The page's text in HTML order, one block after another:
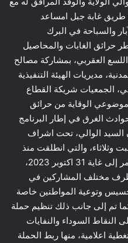
غابة جبل امساعد
والسباحة في البرك
حرائق الغابات والمحاصيل
العقربي، بمشاركة مصالح
مديريات الهيئة التنفيذية
الجمعيات شريكة القطاع
الوقاية من حرائق
الغرق في إطار البرنامج
الوالي، تحت اشراف
وثلاثاء، والتي انطلقت منذ
يوم السبت 22 جويلية 2023، وتستمر إلى غاية 31 اكتوبر 2023،
مختلف المشاركين في
وتوعية المواطنين خاصة
تم إلى جانب ذلك تنظيم حملة
السوداء والنفايات
اعلامية، منها ربط الحملة